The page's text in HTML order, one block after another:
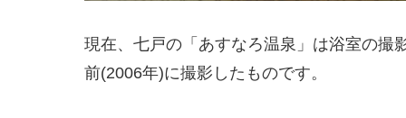
現在、七戸の「あすなろ温泉」は浴室の撮
前(2006年)に撮影したものです。